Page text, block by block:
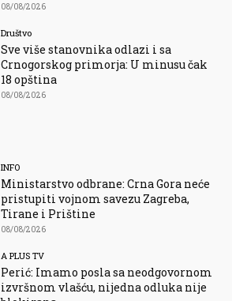
08/08/2026
Društvo
Sve više stanovnika odlazi i sa
Crnogorskog primorja: U minusu čak
18 opština
08/08/2026
INFO
Ministarstvo odbrane: Crna Gora neće
pristupiti vojnom savezu Zagreba,
Tirane i Prištine
08/08/2026
A PLUS TV
Perić: Imamo posla sa neodgovornom
izvršnom vlašću, nijedna odluka nije